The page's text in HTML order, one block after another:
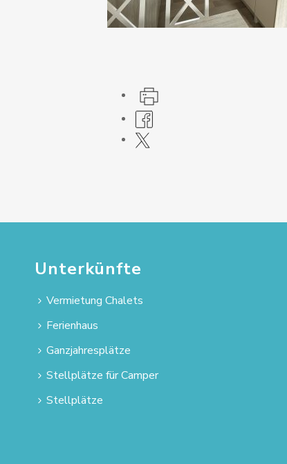
Unterkünfte
Vermietung Chalets
Ferienhaus
Ganzjahresplätze
Stellplätze für Camper
Stellplätze